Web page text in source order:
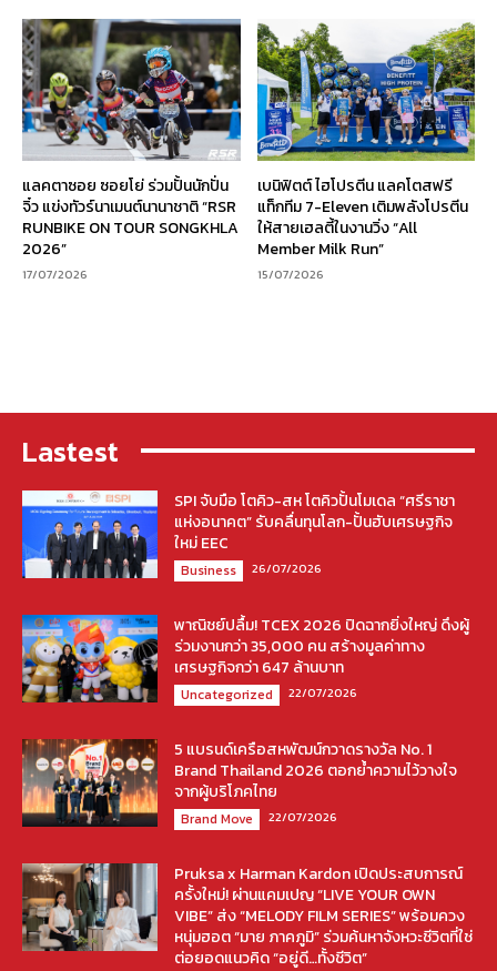
แลคตาซอย ซอยโย่ ร่วมปั้นนักปั่น
จิ๋ว แข่งทัวร์นาเมนต์นานาชาติ “RSR
RUNBIKE ON TOUR SONGKHLA
2026”
17/07/2026
เบนิฟิตต์ ไฮโปรตีน แลคโตสฟรี
แท็กทีม 7-Eleven เติมพลังโปรตีน
ให้สายเฮลตี้ในงานวิ่ง “All
Member Milk Run”
15/07/2026
Lastest
SPI จับมือ โตคิว-สห โตคิวปั้นโมเดล “ศรีราชา
แห่งอนาคต” รับคลื่นทุนโลก-ปั้นฮับเศรษฐกิจ
ใหม่ EEC
Business 26/07/2026
พาณิชย์ปลื้ม! TCEX 2026 ปิดฉากยิ่งใหญ่ ดึงผู้
ร่วมงานกว่า 35,000 คน สร้างมูลค่าทาง
เศรษฐกิจกว่า 647 ล้านบาท
Uncategorized 22/07/2026
5 แบรนด์เครือสหพัฒน์กวาดรางวัล No. 1
Brand Thailand 2026 ตอกย้ำความไว้วางใจ
จากผู้บริโภคไทย
Brand Move 22/07/2026
Pruksa x Harman Kardon เปิดประสบการณ์
ครั้งใหม่! ผ่านแคมเปญ “LIVE YOUR OWN
VIBE” ส่ง “MELODY FILM SERIES” พร้อมควง
หนุ่มฮอต “มาย ภาคภูมิ” ร่วมค้นหาจังหวะชีวิตที่ใช่
ต่อยอดแนวคิด “อยู่ดี…ทั้งชีวิต”